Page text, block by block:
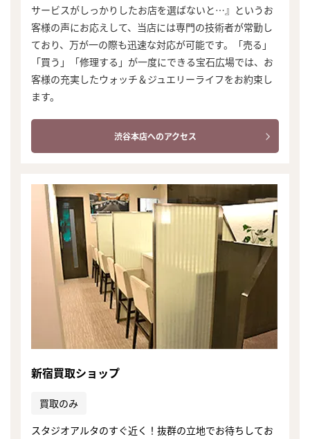
サービスがしっかりしたお店を選ばないと…』というお
客様の声にお応えして、当店には専門の技術者が常勤し
ており、万が一の際も迅速な対応が可能です。「売る」
「買う」「修理する」が一度にできる宝石広場では、お
客様の充実したウォッチ＆ジュエリーライフをお約束し
ます。
渋谷本店へのアクセス
新宿買取ショップ
買取のみ
スタジオアルタのすぐ近く！抜群の立地でお待ちしてお